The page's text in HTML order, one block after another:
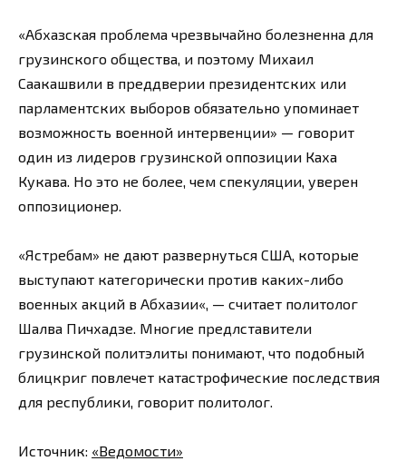
«Абхазская проблема чрезвычайно болезненна для
грузинского общества, и поэтому Михаил
Саакашвили в преддверии президентских или
парламентских выборов обязательно упоминает
возможность военной интервенции» — говорит
один из лидеров грузинской оппозиции Каха
Кукава. Но это не более, чем спекуляции, уверен
оппозиционер.
«Ястребам» не дают развернуться США, которые
выступают категорически против каких-либо
военных акций в Абхазии«, — считает политолог
Шалва Пичхадзе. Многие предлставители
грузинской политэлиты понимают, что подобный
блицкриг повлечет катастрофические последствия
для республики, говорит политолог.
Источник: «Ведомости»